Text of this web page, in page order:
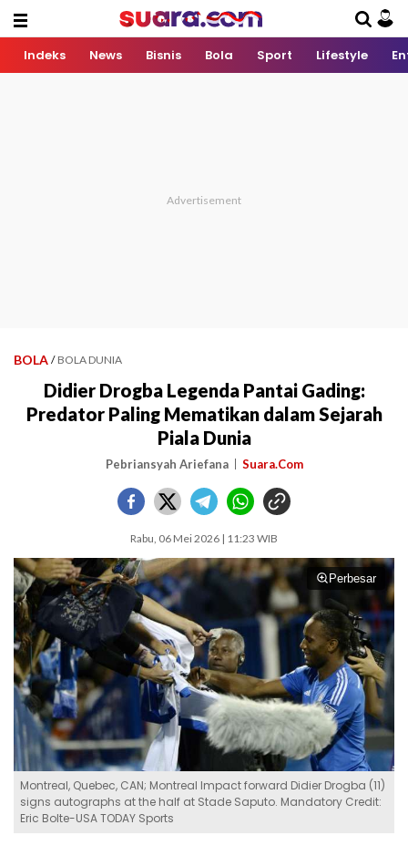
Indeks News Bisnis Bola Sport Lifestyle
BOLA / BOLA DUNIA
Didier Drogba Legenda Pantai Gading:
Predator Paling Mematikan dalam Sejarah
Piala Dunia
Pebriansyah Ariefana Suara.Com
Rabu, 06 Mei 2026 | 11:23 WIB
Perbesar
Montreal, Quebec, CAN; Montreal Impact forward Didier Drogba (11)
signs autographs at the half at Stade Saputo. Mandatory Credit:
Eric Bolte-USA TODAY Sports